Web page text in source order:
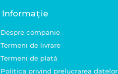
Informație
Despre companie
Termeni de livrare
Termeni de plată
Politica privind prelucrarea datelor